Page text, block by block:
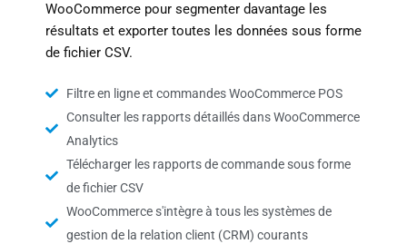
WooCommerce pour segmenter davantage les
résultats et exporter toutes les données sous forme
de fichier CSV.
Filtre en ligne et commandes WooCommerce POS
Consulter les rapports détaillés dans WooCommerce
Analytics
Télécharger les rapports de commande sous forme
de fichier CSV
WooCommerce s'intègre à tous les systèmes de
gestion de la relation client (CRM) courants